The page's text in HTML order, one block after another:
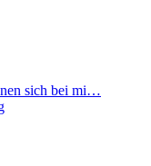
sich bei mi…